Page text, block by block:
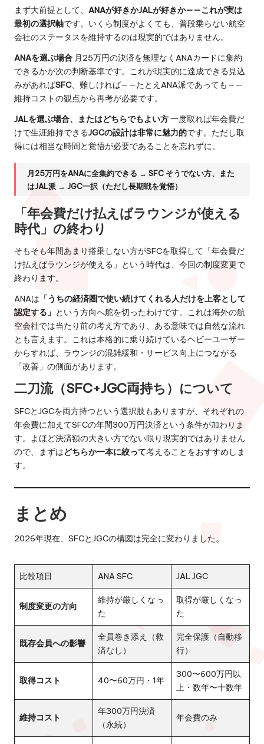
まず大前提として、 ANAが好きかJALが好きか——これが実は
最初の選択軸です。いくら制度がよくても、普段乗らない航空
会社のステータスを維持するのは現実的ではありません。
ANAを選ぶ場合 月25万円の決済を無理なくANAカードに集約
できるかが次の判断基準です。これが現実的に達成できる見込
みがあればSFC、難しければ——たとえANA派であっても——
維持コストの観点から再考が必要です。
JALを選ぶ場合、またはどちらでもよい方一度取れば年会費だ
けで生涯維持できるJGCの設計は非常に魅力的です。ただし取
得には相当な時間と覚悟が必要であることを忘れずに。
月25万円をANAに全集約できる → SFC そうでない方、また
はJAL派 → JGC一択（ただし長期戦を覚悟）
「年会費だけ払えばラウンジが使える
時代」の終わり
そもそも年間あまり搭乗しない方がSFCを取得して「年会費だ
け払えばラウンジが使える」という時代は、今回の制度変更で
終わります。
ANAは 「うちの経済圏で使い続けてくれる人だけを上客として
認定する」 という方向へ舵を切ったわけです。これは海外の航
空会社では当たり前の考え方であり、ある意味では自然な流れ
とも言えます。これは本格的に乗り続けているヘビーユーザー
からすれば、ラウンジの混雑緩和・サービス向上につながる
「改善」の側面があります。
二刀流（SFC+JGC両持ち）について
SFCとJGCを両方持つという選択肢もありますが、それぞれの
年会費に加えてSFCの年間300万円決済という条件が加わりま
す。よほど決済額の大きい方でない限り現実的ではありません
ので、まずはどちらか一本に絞って考えることをおすすめしま
す。
まとめ
2026年現在、SFCとJGCの構図は完全に変わりました。
比較項目 ANA SFC JAL JGC
制度変更の方向
維持が厳しくなっ
た
取得が厳しくなっ
た
既存会員への影響
全員巻き添え（救
済なし）
完全保護（自動移
行）
取得コスト 40〜60万円・1年
300〜600万円以
上・数年〜十数年
維持コスト
年300万円決済
（永続）
年会費のみ